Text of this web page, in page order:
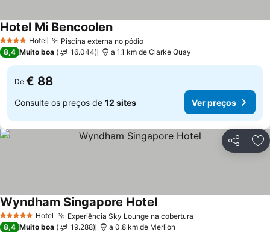
4 EstrelasHotel Piscina externa no pódioVer preços
Hotel Mi BencoolenVer preços
8,4 Muito boa 16.044 a 1.1 km de Clarke Quay
De € 88
Consulte os preços de 12 sites Ver preços
Partilhar
5 Estrelas Hotel Experiência Sky Lounge na cobertura
Wyndham Singapore HotelVer preços
8,4 Muito boa 19.288 a 0.8 km de Merlion